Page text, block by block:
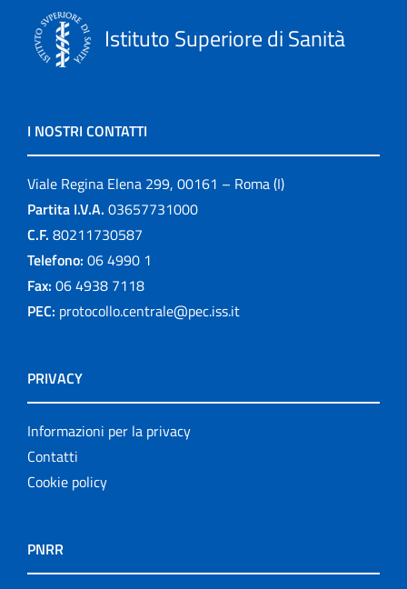
Istituto Superiore di Sanità
I NOSTRI CONTATTI
Viale Regina Elena 299, 00161 – Roma (I)
Partita I.V.A. 03657731000
C.F. 80211730587
Telefono: 06 4990 1
Fax: 06 4938 7118
PEC: protocollo.centrale@pec.iss.it
PRIVACY
Informazioni per la privacy
Contatti
Cookie policy
PNRR